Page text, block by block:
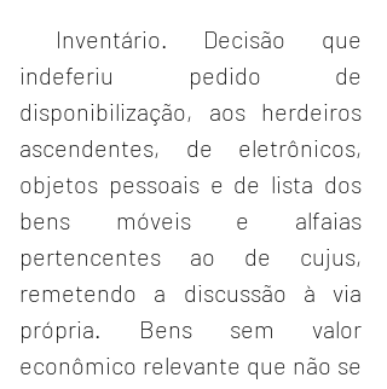
Inventário. Decisão que
indeferiu pedido de
disponibilização, aos herdeiros
ascendentes, de eletrônicos,
objetos pessoais e de lista dos
bens móveis e alfaias
pertencentes ao de cujus,
remetendo a discussão à via
própria. Bens sem valor
econômico relevante que não se